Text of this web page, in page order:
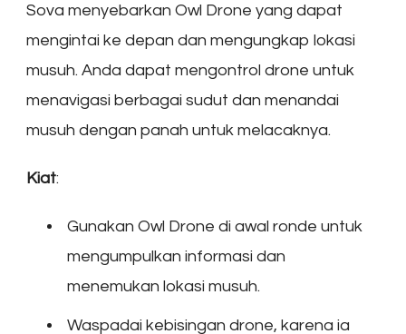
Sova menyebarkan Owl Drone yang dapat
mengintai ke depan dan mengungkap lokasi
musuh. Anda dapat mengontrol drone untuk
menavigasi berbagai sudut dan menandai
musuh dengan panah untuk melacaknya.
Kiat:
Gunakan Owl Drone di awal ronde untuk
mengumpulkan informasi dan
menemukan lokasi musuh.
Waspadai kebisingan drone, karena ia